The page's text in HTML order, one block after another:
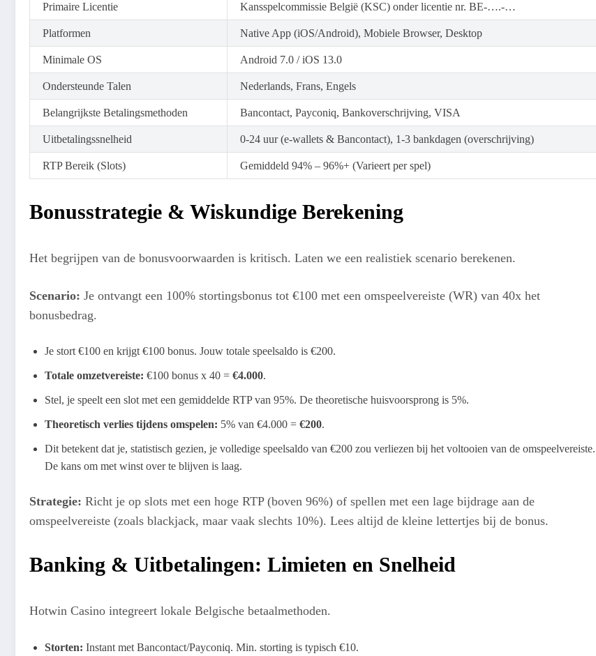
Primaire Licentie Kansspelcommissie België (KSC) onder licentie nr. BE-….-…
Platformen Native App (iOS/Android), Mobiele Browser, Desktop
Minimale OS Android 7.0 / iOS 13.0
Ondersteunde Talen Nederlands, Frans, Engels
Belangrijkste Betalingsmethoden Bancontact, Payconiq, Bankoverschrijving, VISA
Uitbetalingssnelheid 0-24 uur (e-wallets & Bancontact), 1-3 bankdagen (overschrijving)
RTP Bereik (Slots) Gemiddeld 94% – 96%+ (Varieert per spel)
Bonusstrategie & Wiskundige Berekening
Het begrijpen van de bonusvoorwaarden is kritisch. Laten we een realistiek scenario berekenen.
Scenario: Je ontvangt een 100% stortingsbonus tot €100 met een omspeelvereiste (WR) van 40x het
bonusbedrag.
Je stort €100 en krijgt €100 bonus. Jouw totale speelsaldo is €200.
Totale omzetvereiste: €100 bonus x 40 = €4.000.
Stel, je speelt een slot met een gemiddelde RTP van 95%. De theoretische huisvoorsprong is 5%.
Theoretisch verlies tijdens omspelen: 5% van €4.000 = €200.
Dit betekent dat je, statistisch gezien, je volledige speelsaldo van €200 zou verliezen bij het voltooien van de omspeelvereiste.
De kans om met winst over te blijven is laag.
Strategie: Richt je op slots met een hoge RTP (boven 96%) of spellen met een lage bijdrage aan de
omspeelvereiste (zoals blackjack, maar vaak slechts 10%). Lees altijd de kleine lettertjes bij de bonus.
Banking & Uitbetalingen: Limieten en Snelheid
Hotwin Casino integreert lokale Belgische betaalmethoden.
Storten: Instant met Bancontact/Payconiq. Min. storting is typisch €10.